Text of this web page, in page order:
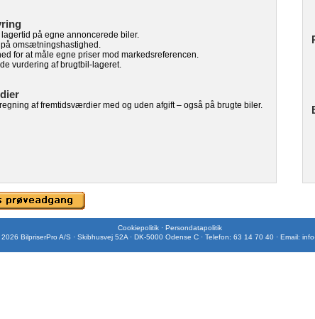
på egne annoncerede biler.
på omsætningshastighed.
for at måle egne priser mod markedsreferencen.
vurdering af brugtbil-lageret.
af fremtidsværdier med og uden afgift – også på brugte biler.
Cookiepolitik · Persondatapolitik
BilpriserPro A/S · Skibhusvej 52A · DK-5000 Odense C · Telefon: 63 14 70 40 · Email: